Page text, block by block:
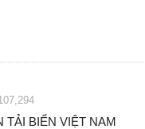
TẢI BIỂN VIỆT NAM